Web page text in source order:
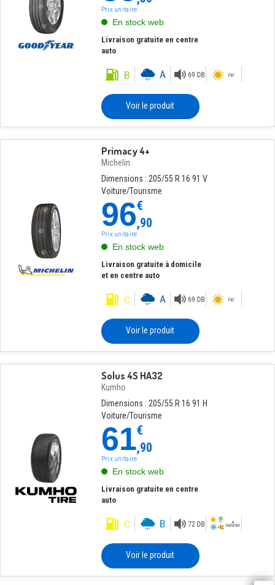
Prix unitaire
En stock web
Livraison gratuite en centre
auto
Voir le produit
Primacy 4+
Michelin
Dimensions : 205/55 R 16 91 V
Voiture/Tourisme
96€
,90
Prix unitaire
En stock web
Livraison gratuite à domicile
et en centre auto
Voir le produit
Solus 4S HA32
Kumho
Dimensions : 205/55 R 16 91 H
Voiture/Tourisme
61€
,90
Prix unitaire
En stock web
Livraison gratuite en centre
auto
Voir le produit